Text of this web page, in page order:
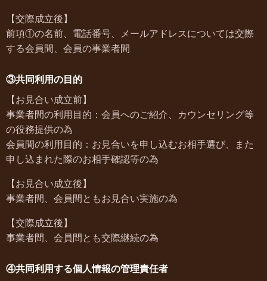
【交際成立後】
前項①の名前、電話番号、メールアドレスについては交際
する会員間、会員の事業者間
③共同利用の目的
【お見合い成立前】
事業者間の利用目的：会員へのご紹介、カウンセリング等
の役務提供の為
会員間の利用目的：お見合いを申し込むお相手選び、また
申し込まれた際のお相手確認等の為
【お見合い成立後】
事業者間、会員間ともお見合い実施の為
【交際成立後】
事業者間、会員間とも交際継続の為
④共同利用する個人情報の管理責任者